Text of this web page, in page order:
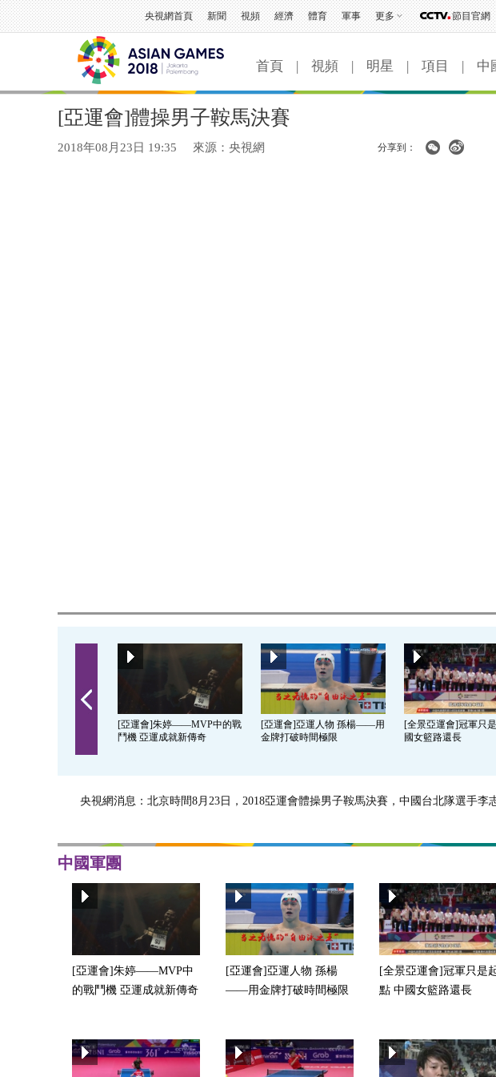
央視網首頁 新聞 視頻 經濟 體育 軍事 更多 節目官網
首頁 | 視頻 | 明星 | 項目 | 中
[亞運會]體操男子鞍馬決賽
2018年08月23日 19:35 來源：央視網 分享到：
[亞運會]朱婷——MVP中的戰
鬥機 亞運成就新傳奇
[亞運會]亞運人物 孫楊——用
金牌打破時間極限
[全景亞運會]冠軍只
國女籃路還長
央視網消息：北京時間8月23日，2018亞運會體操男子鞍馬決賽，中國台北隊選手李
中國軍團
[亞運會]朱婷——MVP中
的戰鬥機 亞運成就新傳奇
[亞運會]亞運人物 孫楊
——用金牌打破時間極限
[全景亞運會]冠軍只是
點 中國女籃路還長